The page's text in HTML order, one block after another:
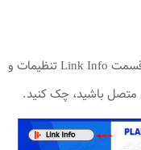
در برنامه Wireless Utility شما می‌توانید در قسمت Link Info تنظیمات و
متصل باشید، چک کنید.